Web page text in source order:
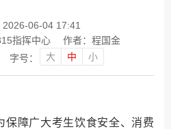
2026-06-04 17:41
指挥中心
作者：程国金
字号： 大 中 小
保障广大考生饮食安全、消费